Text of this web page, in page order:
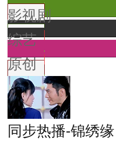
影视剧
综艺
原创
同步热播-锦绣缘